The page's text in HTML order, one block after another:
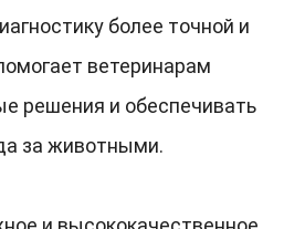
более точной и
ветеринарам
решения и обеспечивать
за животными.